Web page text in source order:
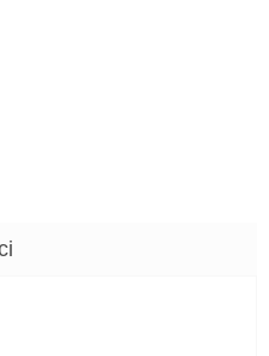
je 5 z 5 hvězdiček.